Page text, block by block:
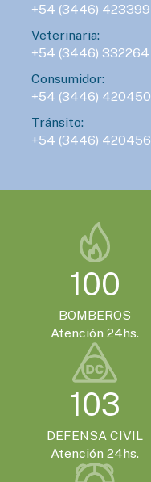
+54 (3446) 423399
Veterinaria:
+54 (3446) 332264
Consumidor:
+54 (3446) 420450
Tránsito:
+54 (3446) 420456
100
BOMBEROS
Atención 24hs.
103
DEFENSA CIVIL
Atención 24hs.